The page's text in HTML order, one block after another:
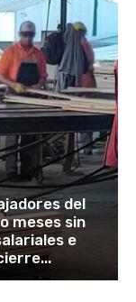
del
meses sin
e